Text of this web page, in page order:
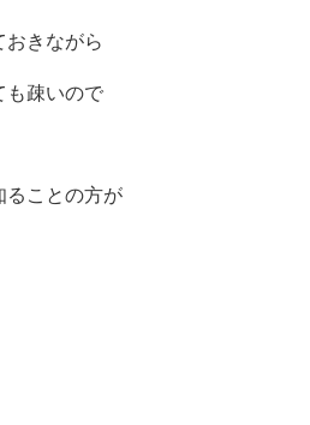
おきながら
も疎いので
ることの方が